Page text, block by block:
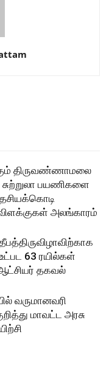
திருவண்ணாமலை
பயணிகளை
அலங்காரம்
உட்பட 63 ரயில்கள்
தகவல்
வருமானவரி
மாவட்ட அரசு